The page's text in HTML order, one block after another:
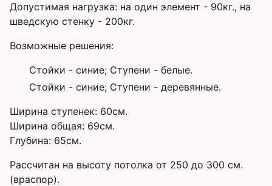
Допустимая нагрузка: на один элемент - 90кг., на
шведскую стенку - 200кг.
Возможные решения:
Стойки - синие; Ступени - белые.
Стойки - синие; Ступени - деревянные.
Ширина ступенек: 60см.
Ширина общая: 69см.
Глубина: 65см.
Рассчитан на высоту потолка от 250 до 300 см.
(враспор).